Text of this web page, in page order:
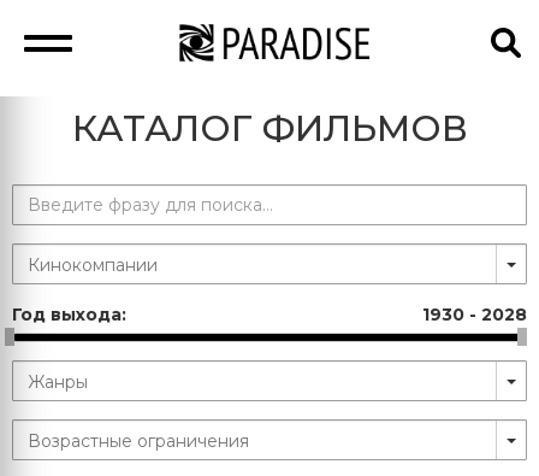
КАТАЛОГ ФИЛЬМОВ
Год выхода: 1930 - 2028